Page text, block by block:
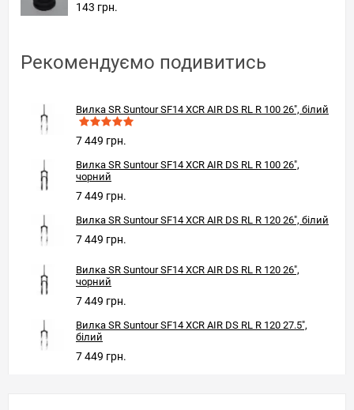
143 грн.
Рекомендуємо подивитись
Вилка SR Suntour SF14 XCR AIR DS RL R 100 26", білий
7 449 грн.
Вилка SR Suntour SF14 XCR AIR DS RL R 100 26",
чорний
7 449 грн.
Вилка SR Suntour SF14 XCR AIR DS RL R 120 26", білий
7 449 грн.
Вилка SR Suntour SF14 XCR AIR DS RL R 120 26",
чорний
7 449 грн.
Вилка SR Suntour SF14 XCR AIR DS RL R 120 27.5",
білий
7 449 грн.